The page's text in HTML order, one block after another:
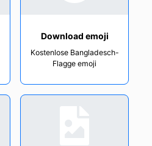
Download emoji
Kostenlose Bangladesch-
Flagge emoji